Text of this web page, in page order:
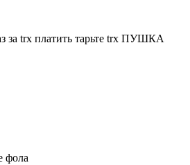
за trx платить тарьте trx ПУШКА
фола